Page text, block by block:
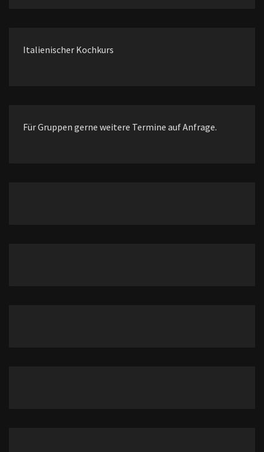
Italienischer Kochkurs
Für Gruppen gerne weitere Termine auf Anfrage.